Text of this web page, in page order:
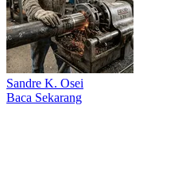
Sandre K. Osei
Baca Sekarang